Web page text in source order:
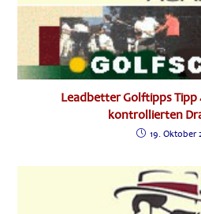
Leadbetter Golftipps Tipp
kontrollierten
19. Oktober